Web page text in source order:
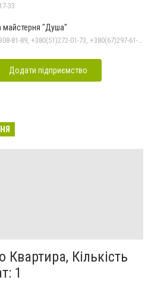
33
майстерня "Душа"
Додати підприємство
Квартира, Кількість
1